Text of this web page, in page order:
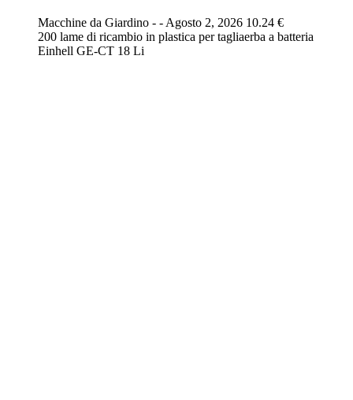
Macchine da Giardino - - Agosto 2, 2026 10.24 €
200 lame di ricambio in plastica per tagliaerba a batteria
Einhell GE-CT 18 Li